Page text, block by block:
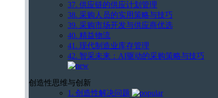
37. 供应链的供应计划管理
38. 采购人员的实用策略与技巧
39. 采购市场开发与供应商优选
40. 精益物流
41. 现代制造业库存管理
42. 智采未来：AI驱动的采购策略与技巧
创造性思维与创新
1. 创造性解决问题